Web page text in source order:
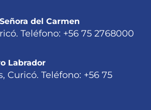
del Carmen
Teléfono: +56 75 2768000
Labrador
Curicó. Teléfono: +56 75